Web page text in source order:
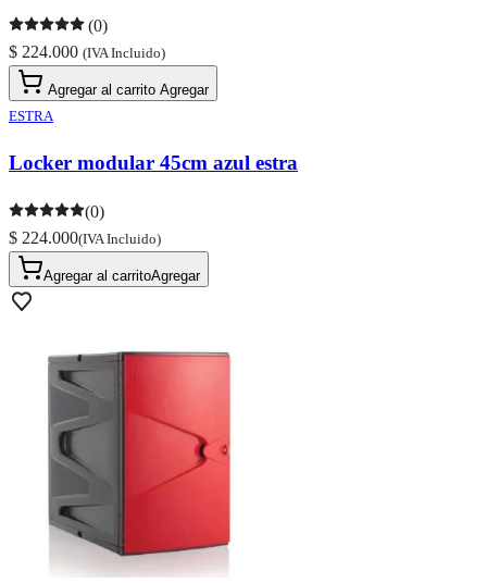
(0)
$ 224.000 (IVA Incluido)
Agregar al carrito Agregar
ESTRA
Locker modular 45cm azul estra
(0)
$ 224.000(IVA Incluido)
Agregar al carritoAgregar